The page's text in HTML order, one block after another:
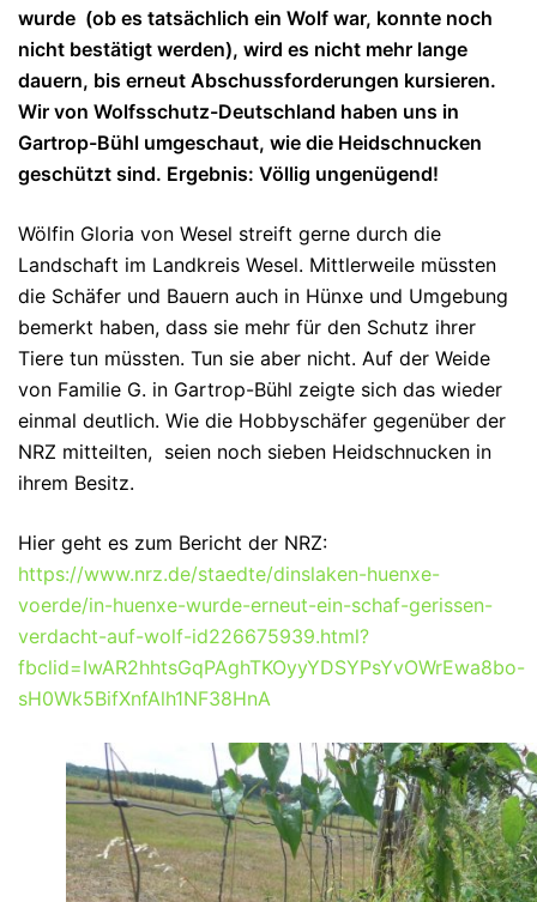
wurde (ob es tatsächlich ein Wolf war, konnte noch
nicht bestätigt werden), wird es nicht mehr lange
dauern, bis erneut Abschussforderungen kursieren.
Wir von Wolfsschutz-Deutschland haben uns in
Gartrop-Bühl umgeschaut, wie die Heidschnucken
geschützt sind. Ergebnis: Völlig ungenügend!
Wölfin Gloria von Wesel streift gerne durch die
Landschaft im Landkreis Wesel. Mittlerweile müssten
die Schäfer und Bauern auch in Hünxe und Umgebung
bemerkt haben, dass sie mehr für den Schutz ihrer
Tiere tun müssten. Tun sie aber nicht. Auf der Weide
von Familie G. in Gartrop-Bühl zeigte sich das wieder
einmal deutlich. Wie die Hobbyschäfer gegenüber der
NRZ mitteilten, seien noch sieben Heidschnucken in
ihrem Besitz.
Hier geht es zum Bericht der NRZ:
https://www.nrz.de/staedte/dinslaken-huenxe-
voerde/in-huenxe-wurde-erneut-ein-schaf-gerissen-
verdacht-auf-wolf-id226675939.html?
fbclid=IwAR2hhtsGqPAghTKOyyYDSYPsYvOWrEwa8bo-
sH0Wk5BifXnfAlh1NF38HnA